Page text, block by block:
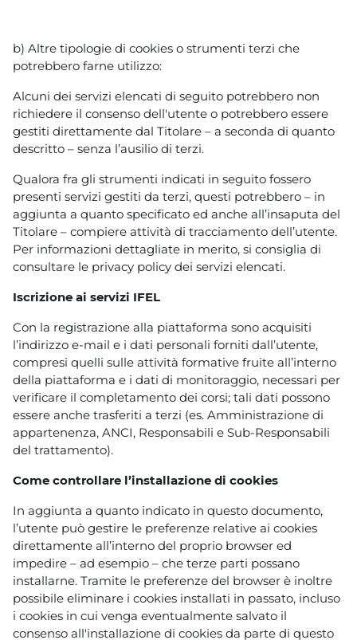
b) Altre tipologie di cookies o strumenti terzi che
potrebbero farne utilizzo:
Alcuni dei servizi elencati di seguito potrebbero non
richiedere il consenso dell'utente o potrebbero essere
gestiti direttamente dal Titolare – a seconda di quanto
descritto – senza l’ausilio di terzi.
Qualora fra gli strumenti indicati in seguito fossero
presenti servizi gestiti da terzi, questi potrebbero – in
aggiunta a quanto specificato ed anche all’insaputa del
Titolare – compiere attività di tracciamento dell’utente.
Per informazioni dettagliate in merito, si consiglia di
consultare le privacy policy dei servizi elencati.
Iscrizione ai servizi IFEL
Con la registrazione alla piattaforma sono acquisiti
l’indirizzo e-mail e i dati personali forniti dall’utente,
compresi quelli sulle attività formative fruite all’interno
della piattaforma e i dati di monitoraggio, necessari per
verificare il completamento dei corsi; tali dati possono
essere anche trasferiti a terzi (es. Amministrazione di
appartenenza, ANCI, Responsabili e Sub-Responsabili
del trattamento).
Come controllare l’installazione di cookies
In aggiunta a quanto indicato in questo documento,
l’utente può gestire le preferenze relative ai cookies
direttamente all’interno del proprio browser ed
impedire – ad esempio – che terze parti possano
installarne. Tramite le preferenze del browser è inoltre
possibile eliminare i cookies installati in passato, incluso
i cookies in cui venga eventualmente salvato il
consenso all'installazione di cookies da parte di questo